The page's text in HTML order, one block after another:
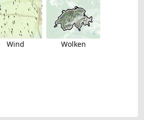
Wind Wolken